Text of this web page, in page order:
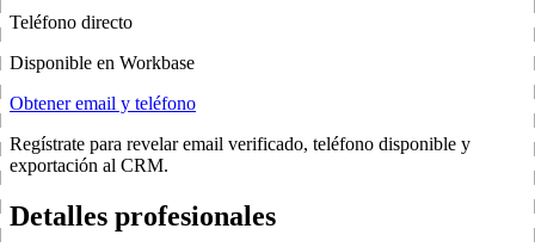
Teléfono directo
Disponible en Workbase
Obtener email y teléfono
Regístrate para revelar email verificado, teléfono disponible y
exportación al CRM.
Detalles profesionales